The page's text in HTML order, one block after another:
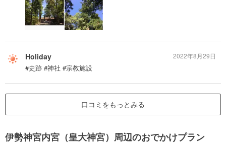
Holiday
#史跡 #神社 #宗教施設
2022年8月29日
口コミをもっとみる
伊勢神宮内宮（皇大神宮）周辺のおでかけプラン